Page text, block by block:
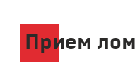
Прием